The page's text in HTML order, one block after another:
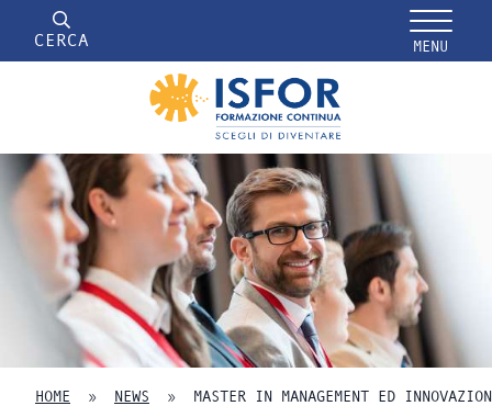
CERCA MENU
HOME » NEWS » MASTER IN MANAGEMENT ED